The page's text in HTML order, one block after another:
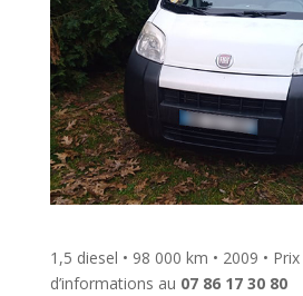
1,5 diesel • 98 000 km • 2009 • Prix
d’informations au 07 86 17 30 80